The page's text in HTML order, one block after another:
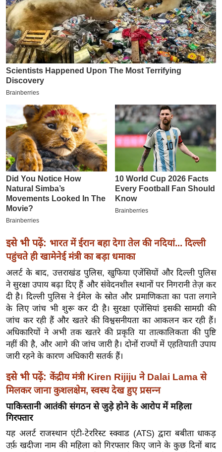
L
2
0
2
6
क्रा
इ
-
पे
प
र
मि
सा
ल
मि
सा
ल
श
ख्सि
य
त
यं
ग
डि
या
सा
हि
त्य
ज
इसे भी पढ़ें: भारत में ईरान बहा देगा तेल की नदियां... दिल्ली
पहुंचते ही खामेनेई मंत्री का बड़ा धमाका
अलर्ट के बाद, उत्तराखंड पुलिस, खुफिया एजेंसियों और दिल्ली पुलिस
ने सुरक्षा उपाय बढ़ा दिए हैं और संवेदनशील स्थानों पर निगरानी तेज़ कर
दी है। दिल्ली पुलिस ने ईमेल के स्रोत और प्रमाणिकता का पता लगाने
के लिए जांच भी शुरू कर दी है। सुरक्षा एजेंसियां ​​इसकी सामग्री की
जांच कर रही हैं और खतरे की विश्वसनीयता का आकलन कर रही हैं।
अधिकारियों ने अभी तक खतरे की प्रकृति या तात्कालिकता की पुष्टि
नहीं की है, और आगे की जांच जारी है। दोनों राज्यों में एहतियाती उपाय
जारी रहने के कारण अधिकारी सतर्क हैं।
इसे भी पढ़ें: केंद्रीय मंत्री Kiren Rijiju ने Dalai Lama से
मिलकर जाना कुशलक्षेम, स्वस्थ देख हुए प्रसन्न
पाकिस्तानी आतंकी संगठन से जुड़े होने के आरोप में महिला
गिरफ्तार
यह अलर्ट राजस्थान एंटी-टेररिस्ट स्क्वाड (ATS) द्वारा बबीता धाकड़
उर्फ़ खदीजा नाम की महिला को गिरफ्तार किए जाने के कुछ दिनों बाद